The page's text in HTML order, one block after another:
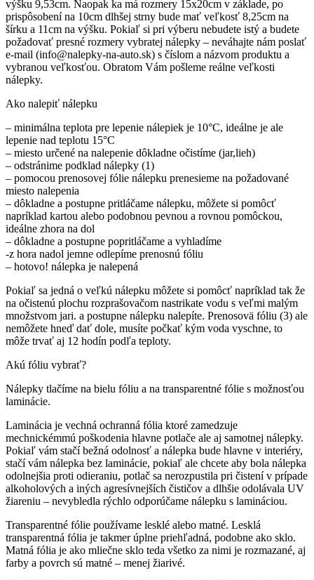
výšku 9,53cm. Naopak ka má rozmery 15x20cm v základe, po
prispôsobení na 10cm dlhšej strny bude mať veľkosť 8,25cm na
šírku a 11cm na výšku. Pokiaľ si pri výberu nebudete istý a budete
požadovať presné rozmery vybratej nálepky – neváhajte nám poslať
e-mail (info@nalepky-na-auto.sk) s číslom a názvom produktu a
vybranou veľkosťou. Obratom Vám pošleme reálne veľkosti
nálepky.
Ako nalepiť nálepku
– minimálna teplota pre lepenie nálepiek je 10°C, ideálne je ale
lepenie nad teplotu 15°C
– miesto určené na nalepenie dôkladne očistíme (jar,lieh)
– odstránime podklad nálepky (1)
– pomocou prenosovej fólie nálepku prenesieme na požadované
miesto nalepenia
– dôkladne a postupne pritláčame nálepku, môžete si pomôcť
napríklad kartou alebo podobnou pevnou a rovnou pomôckou,
ideálne zhora na dol
– dôkladne a postupne popritláčame a vyhladíme
-z hora nadol jemne odlepíme prenosnú fóliu
– hotovo! nálepka je nalepená
Pokiaľ sa jedná o veľkú nálepku môžete si pomôcť napríklad tak že
na očistenú plochu rozprašovačom nastrikate vodu s veľmi malým
množstvom jari. a postupne nálepku nalepíte. Prenosovä fóliu (3) ale
nemôžete hneď dať dole, musíte počkať kým voda vyschne, to
môže trvať aj 12 hodín podľa teploty.
Akú fóliu vybrať?
Nálepky tlačíme na bielu fóliu a na transparentné fólie s možnosťou
laminácie.
Laminácia je vechná ochranná fólia ktoré zamedzuje
mechnickémmú poškodenia hlavne potlače ale aj samotnej nálepky.
Pokiaľ vám stačí bežná odolnosť a nálepka bude hlavne v interiéry,
stačí vám nálepka bez laminácie, pokiaľ ale chcete aby bola nálepka
odolnejšia proti odieraniu, potlač sa nerozpustila pri čistení v prípade
alkoholových a iných agresívnejších čističov a dlhšie odolávala UV
žiareniu – nevybledla rýchlo odporúčame nálepku s lamináciou.
Transparentné fólie používame lesklé alebo matné. Lesklá
transparentná fólia je takmer úplne priehľadná, podobne ako sklo.
Matná fólia je ako mliečne sklo teda všetko za nimi je rozmazané, aj
farby a povrch sú matné – menej žiarivé.